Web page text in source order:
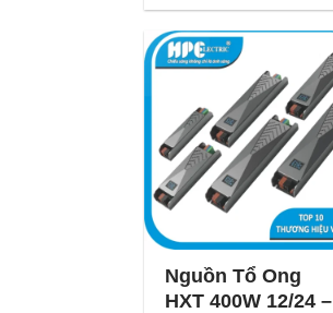
Nguồn Tổ Ong
HXT 400W 12/24 –